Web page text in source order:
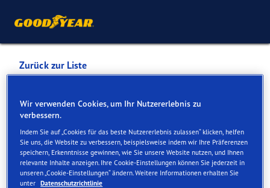
Zurück zur Liste
MERCEDES-BENZ
AUTOMOBILI SA
SUCCERSALE LUGANO-
PAZZALLO
Wir verwenden Cookies, um Ihr Nutzererlebnis zu
verbessern.
Indem Sie auf „Cookies für das beste Nutzererlebnis zulassen“ klicken, helfen
Sie uns, die Website zu verbessern, beispielsweise indem wir Ihre Präferenzen
speichern, Erkenntnisse gewinnen, wie Sie unsere Website nutzen, und Ihnen
relevante Inhalte anzeigen. Ihre Cookie-Einstellungen können Sie jederzeit in
unseren „Cookie-Einstellungen“ ändern. Weitere Informationen erhalten Sie
unter Datenschutzrichtlinie